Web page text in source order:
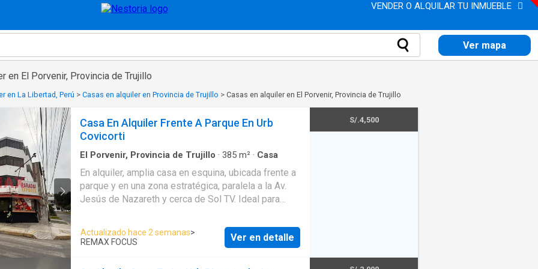
VENDER O ALQUILAR TU INMUEBLE
Ver mapa
en El Porvenir, Provincia de Trujillo
en La Libertad, Perú > Casas en alquiler en Provincia de Trujillo > Casas en alquiler en El Porvenir, Provincia de Trujillo
Casa En Alquiler Frente A Parque En Urb
Covicorti
El Porvenir, Provincia de Trujillo · 385 m² · Casa
En alquiler, amplia casa en esquina, ubicada frente a
parque y en una zona estratégica, paralela a la Av.
Jesús de Nazareth y cerca de Sol TV. Ideal para
Sala comedor - Cocina - Área de lavandería - ½ baño
- Adicional: espacio habilitado para funcionamiento
Actualizado hace 2 semanas>
REMAX FOCUS
Ver en detalle
S/.4,500